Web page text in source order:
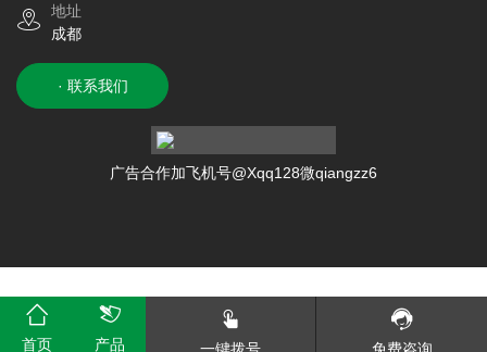
地址
成都
· 联系我们
广告合作加飞机号@Xqq128微qiangzz6
首页 产品